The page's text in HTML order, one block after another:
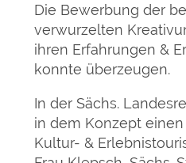
Die Bewerbung der
verwurzelten
ihren Erfahrungen &
konnte überzeugen.
In der Sächs.
in dem Konzept
Kultur- &